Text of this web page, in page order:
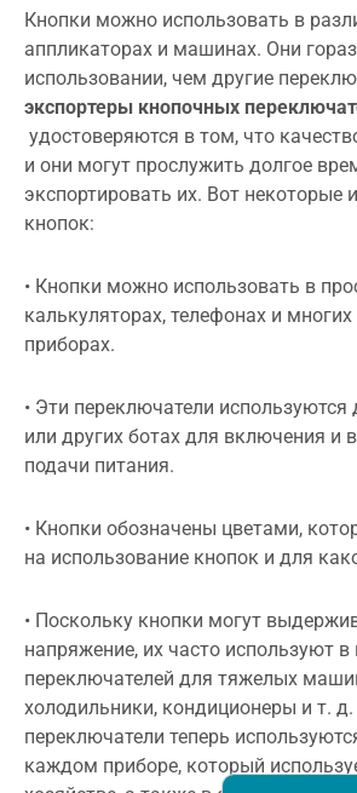
Кнопки можно использовать в
аппликаторах и машинах. Они
использовании, чем другие
экспортеры кнопочных
удостоверяются в том, что
и они могут прослужить долгое
экспортировать их. Вот некоторые
кнопок:
• Кнопки можно использовать в
калькуляторах, телефонах и
приборах.
• Эти переключатели
или других ботах для включения и
подачи питания.
• Кнопки обозначены цветами,
на использование кнопок и для
• Поскольку кнопки могут
напряжение, их часто используют в
переключателей для тяжелых
холодильники, кондиционеры и т.
переключатели теперь
каждом приборе, который